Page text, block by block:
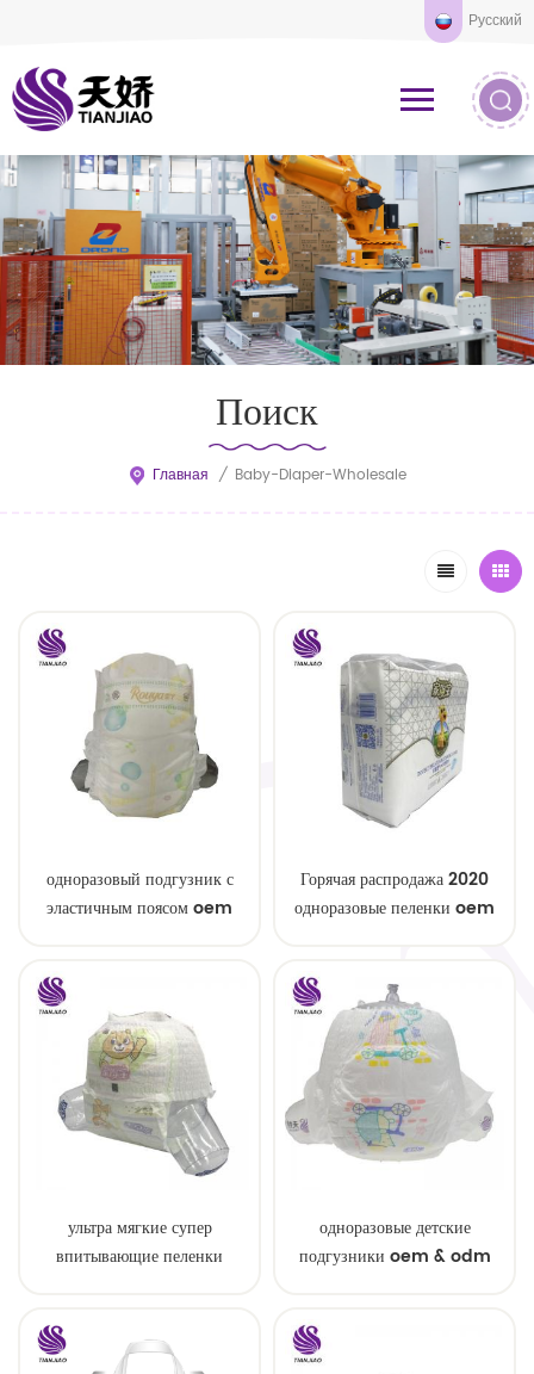
Русский
Поиск
Главная / Baby-Diaper-Wholesale
одноразовый подгузник с
эластичным поясом oem
Горячая распродажа 2020
одноразовые пеленки oem
ультра мягкие супер
впитывающие пеленки
одноразовые детские
подгузники oem & odm